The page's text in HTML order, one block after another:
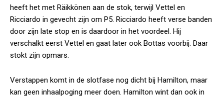
heeft het met Räikkönen aan de stok, terwijl Vettel en
Ricciardo in gevecht zijn om P5. Ricciardo heeft verse banden
door zijn late stop en is daardoor in het voordeel. Hij
verschalkt eerst Vettel en gaat later ook Bottas voorbij. Daar
stokt zijn opmars.
Verstappen komt in de slotfase nog dicht bij Hamilton, maar
kan geen inhaalpoging meer doen. Hamilton wint dan ook in